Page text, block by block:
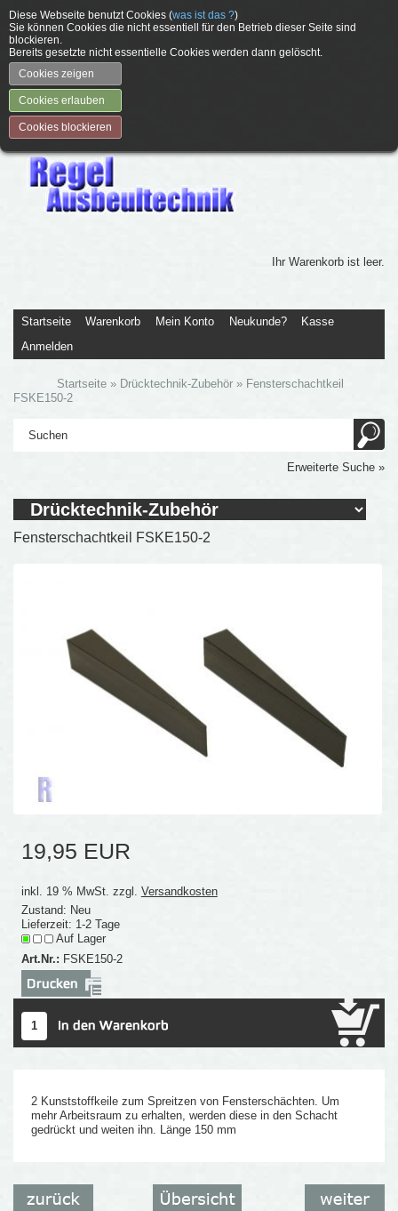
Diese Webseite benutzt Cookies (was ist das ?)
Sie können Cookies die nicht essentiell für den Betrieb dieser Seite sind
blockieren.
Bereits gesetzte nicht essentielle Cookies werden dann gelöscht.
Cookies zeigen
Cookies erlauben
Cookies blockieren
Ihr Warenkorb ist leer.
Startseite Warenkorb Mein Konto Neukunde?
Kasse
Anmelden
Startseite » Drücktechnik-Zubehör » Fensterschachtkeil
FSKE150-2
Erweiterte Suche »
Fensterschachtkeil FSKE150-2
19,95 EUR
inkl. 19 % MwSt. zzgl. Versandkosten
Zustand: Neu
Lieferzeit: 1-2 Tage
Auf Lager
Art.Nr.: FSKE150-2
2 Kunststoffkeile zum Spreitzen von Fensterschächten. Um
mehr Arbeitsraum zu erhalten, werden diese in den Schacht
gedrückt und weiten ihn. Länge 150 mm